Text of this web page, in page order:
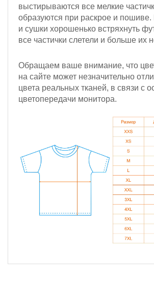
выстирываются все мелкие
образуются при раскрое и пошиве.
и сушки хорошенько встряхнуть
все частички слетели и больше их
Обращаем ваше внимание, что
на сайте может незначительно
цвета реальных тканей, в связи с
цветопередачи монитора.